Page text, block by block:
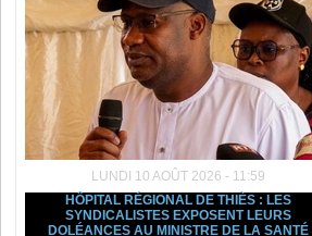
LUNDI 10 AOÛT 2026 - 11:59
HÔPITAL RÉGIONAL DE THIÈS : LES
SYNDICALISTES EXPOSENT LEURS
DOLÉANCES AU MINISTRE DE LA SANTÉ